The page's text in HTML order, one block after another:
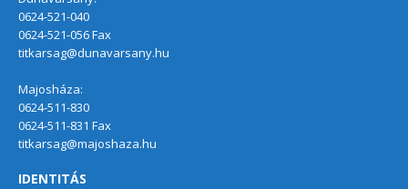
0624-521-040
0624-521-056 Fax
titkarsag@dunavarsany.hu
Majosháza:
0624-511-830
0624-511-831 Fax
titkarsag@majoshaza.hu
IDENTITÁS